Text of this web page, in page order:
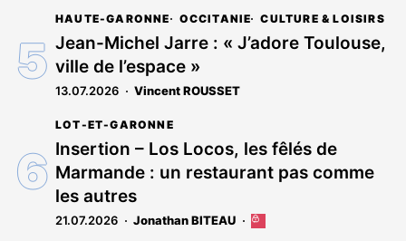
HAUTE-GARONNE OCCITANIE CULTURE & LOISIRS
Jean-Michel Jarre : « J’adore Toulouse,
ville de l’espace »
13.07.2026 Vincent ROUSSET
LOT-ET-GARONNE
Insertion – Los Locos, les fêlés de
Marmande : un restaurant pas comme
les autres
21.07.2026 Jonathan BITEAU
Cet